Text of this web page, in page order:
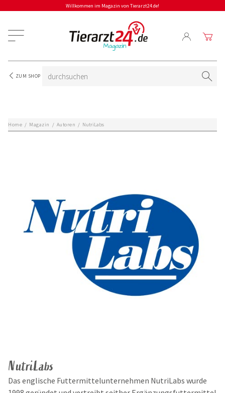
Willkommen im Magazin von Tierarzt24.de!
ZUM SHOP
Home / Magazin / Autoren / NutriLabs
NutriLabs
Das englische Futtermittelunternehmen NutriLabs wurde